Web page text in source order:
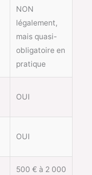
NON
légalement,
mais quasi-
obligatoire en
pratique
OUI
OUI
500 € à 2 000